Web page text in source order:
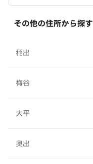
その他の住所から探す
稲出
梅谷
大平
奥出